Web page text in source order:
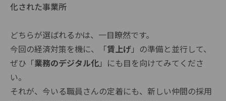
化された事業所
どちらが選ばれるかは、一目瞭然です。
今回の経済対策を機に、「賃上げ」の準備と並行して、
ぜひ「業務のデジタル化」にも目を向けてみてくださ
い。
それが、今いる職員さんの定着にも、新しい仲間の採用